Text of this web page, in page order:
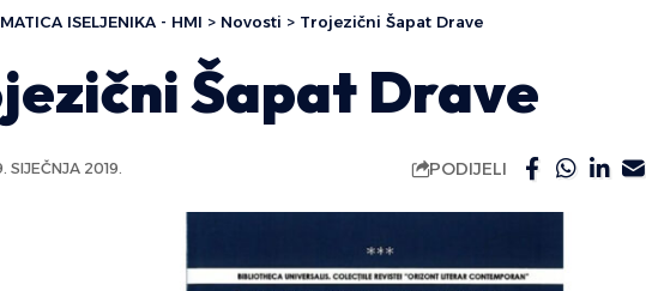
ISELJENIKA - HMI > Novosti > Trojezični Šapat Drave
Šapat Drave
SIJEČNJA 2019. PODIJELI